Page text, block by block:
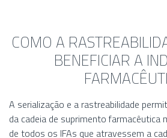
COMO A
BENEFICIAR A
A serialização e a rastreabilidade
da cadeia de suprimento farmacêutica
de todos os IFAs que atravessem a